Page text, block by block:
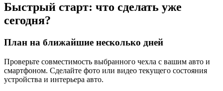
Быстрый старт: что сделать уже
сегодня?
План на ближайшие несколько дней
Проверьте совместимость выбранного чехла с вашим авто и
смартфоном. Сделайте фото или видео текущего состояния
устройства и интерьера авто.